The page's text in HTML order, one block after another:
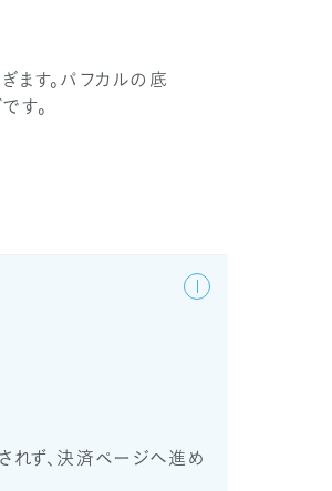
ます。パフカルの底
す。
ず、決済ページへ進め